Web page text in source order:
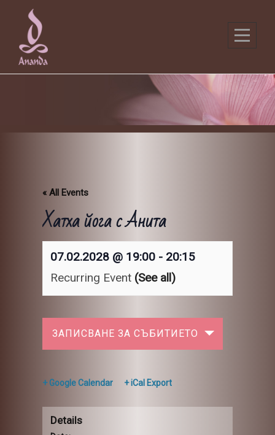
content
« All Events
Хатха йога с Анита
07.02.2028 @ 19:00 - 20:15
Recurring Event (See all)
ЗАПИСВАНЕ ЗА СЪБИТИЕТО
+ Google Calendar + iCal Export
Details